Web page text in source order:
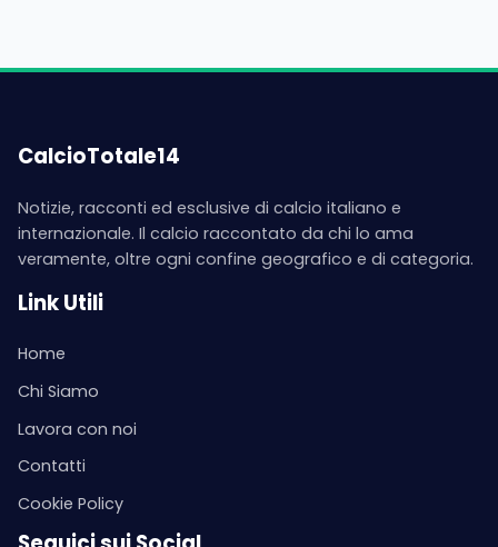
CalcioTotale14
Notizie, racconti ed esclusive di calcio italiano e
internazionale. Il calcio raccontato da chi lo ama
veramente, oltre ogni confine geografico e di categoria.
Link Utili
Home
Chi Siamo
Lavora con noi
Contatti
Cookie Policy